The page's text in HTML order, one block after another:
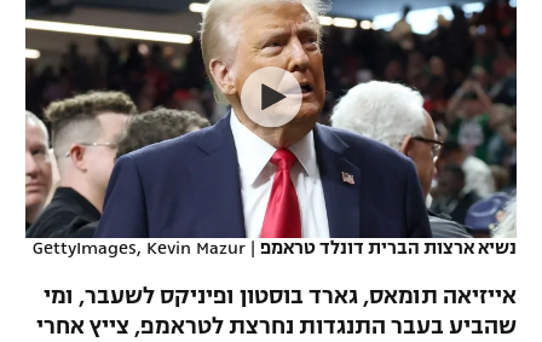
VOD
רץ ברשת
תוצאות
לוח שידורים
נבחרת ישראל
מכבי חיפה
בית"ר ירושלים
מכבי תל אביב
הפועל חיפה
ליגה ספרדית
ליגה איטלקית
ליגה צרפתית
ליגה הולנדית
ליגה טורקית
כדורסל נשים
מכבי תל אביב
הפועל חולון
הפועל ירושלים
דני אבדיה
יורוליג
יורוקאפ
טניס
כדוריד
כדורעף
שחייה
ג'ודו
נשיא ארצות הברית דונלד טראמפ |
GettyImages, Kevin Mazur
אייזיאה תומאס, גארד בוסטון ופיניקס לשעבר, ומי
שהביע בעבר התנגדות נחרצת לטראמפ, צייץ אחרי